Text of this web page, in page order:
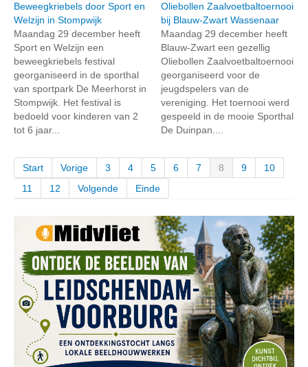
Beweegkriebels door Sport en
Welzijn in Stompwijk
Maandag 29 december heeft
Sport en Welzijn een
beweegkriebels festival
georganiseerd in de sporthal
van sportpark De Meerhorst in
Stompwijk. Het festival is
bedoeld voor kinderen van 2
tot 6 jaar...
Oliebollen Zaalvoetbaltoernooi
bij Blauw-Zwart Wassenaar
Maandag 29 december heeft
Blauw-Zwart een gezellig
Oliebollen Zaalvoetbaltoernooi
georganiseerd voor de
jeugdspelers van de
vereniging. Het toernooi werd
gespeeld in de mooie Sporthal
De Duinpan....
Start Vorige 3 4 5 6 7 8 9
10
11
12 Volgende Einde